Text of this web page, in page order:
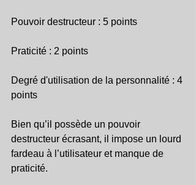
Pouvoir destructeur : 5 points
Praticité : 2 points
Degré d'utilisation de la personnalité : 4
points
Bien qu’il possède un pouvoir
destructeur écrasant, il impose un lourd
fardeau à l’utilisateur et manque de
praticité.